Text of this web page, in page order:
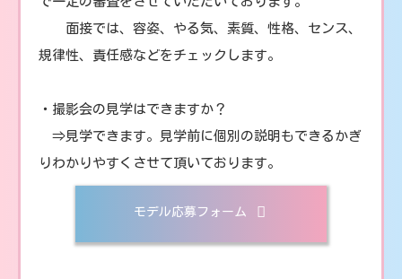
面接では、容姿、やる気、素質、性格、センス、
規律性、責任感などをチェックします。
・撮影会の見学はできますか？
⇒見学できます。見学前に個別の説明もできるかぎ
りわかりやすくさせて頂いております。
モデル応募フォーム